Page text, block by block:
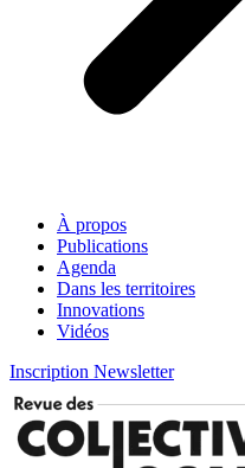
À propos
Publications
Agenda
Dans les territoires
Innovations
Vidéos
Inscription Newsletter